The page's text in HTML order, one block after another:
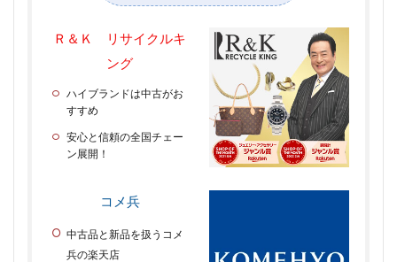
Ｒ＆Ｋ リサイクルキ
ング
ハイブランドは中古がお
すすめ
安心と信頼の全国チェー
ン展開！
コメ兵
中古品と新品を扱うコメ
兵の楽天店